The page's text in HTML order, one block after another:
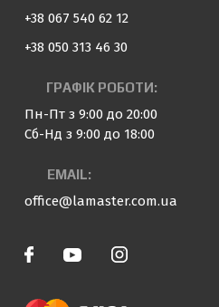
+38 067 540 62 12
+38 050 313 46 30
ГРАФІК РОБОТИ:
Пн-Пт з 9:00 до 20:00
Сб-Нд з 9:00 до 18:00
EMAIL:
office@lamaster.com.ua